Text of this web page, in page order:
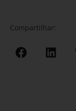
Compartilhar: